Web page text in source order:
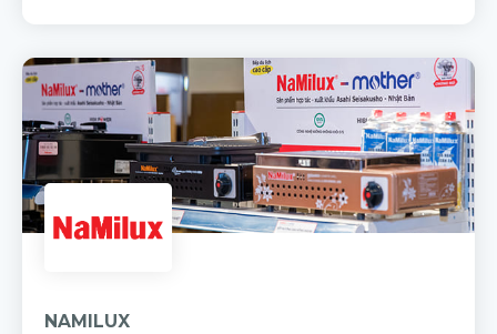
NAMILUX